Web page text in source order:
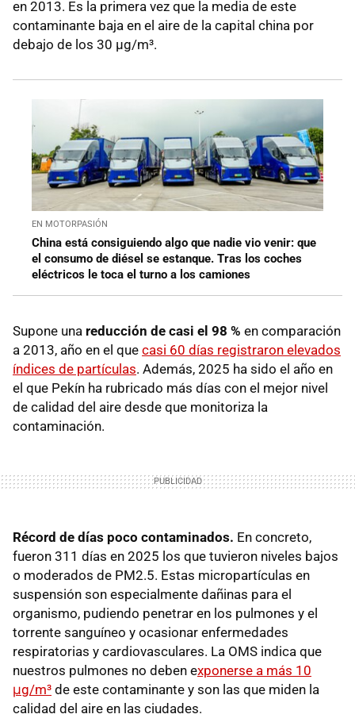
en 2013. Es la primera vez que la media de este
contaminante baja en el aire de la capital china por
debajo de los 30 µg/m³.
EN MOTORPASIÓN
China está consiguiendo algo que nadie vio venir: que
el consumo de diésel se estanque. Tras los coches
eléctricos le toca el turno a los camiones
Supone una reducción de casi el 98 % en comparación
a 2013, año en el que casi 60 días registraron elevados
índices de partículas. Además, 2025 ha sido el año en
el que Pekín ha rubricado más días con el mejor nivel
de calidad del aire desde que monitoriza la
contaminación.
Récord de días poco contaminados. En concreto,
fueron 311 días en 2025 los que tuvieron niveles bajos
o moderados de PM2.5. Estas micropartículas en
suspensión son especialmente dañinas para el
organismo, pudiendo penetrar en los pulmones y el
torrente sanguíneo y ocasionar enfermedades
respiratorias y cardiovasculares. La OMS indica que
nuestros pulmones no deben exponerse a más 10
μg/m³ de este contaminante y son las que miden la
calidad del aire en las ciudades.